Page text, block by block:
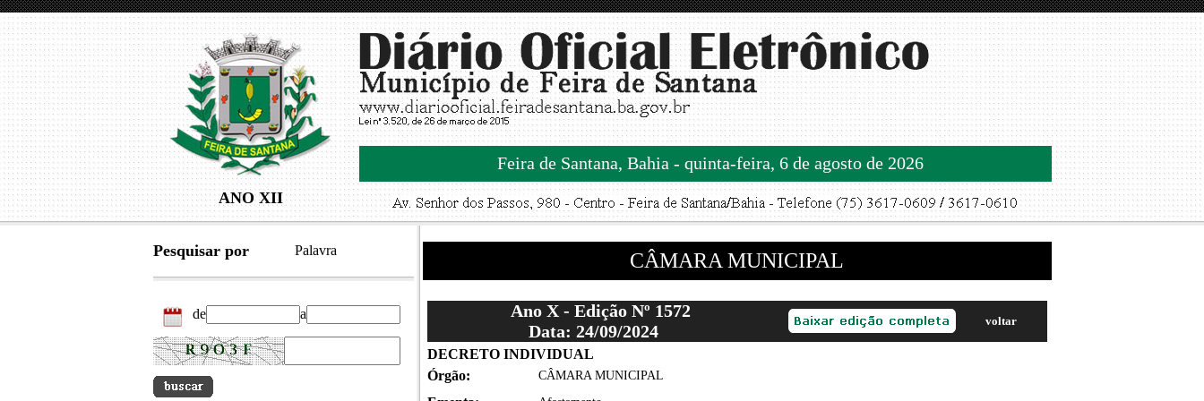
ANO XII
Feira de Santana, Bahia - quinta-feira, 6 de agosto de 2026
Pesquisar por Palavra
de a
CÂMARA MUNICIPAL
Ano X - Edição Nº 1572
Data: 24/09/2024
voltar
DECRETO INDIVIDUAL
Órgão:
CÂMARA MUNICIPAL